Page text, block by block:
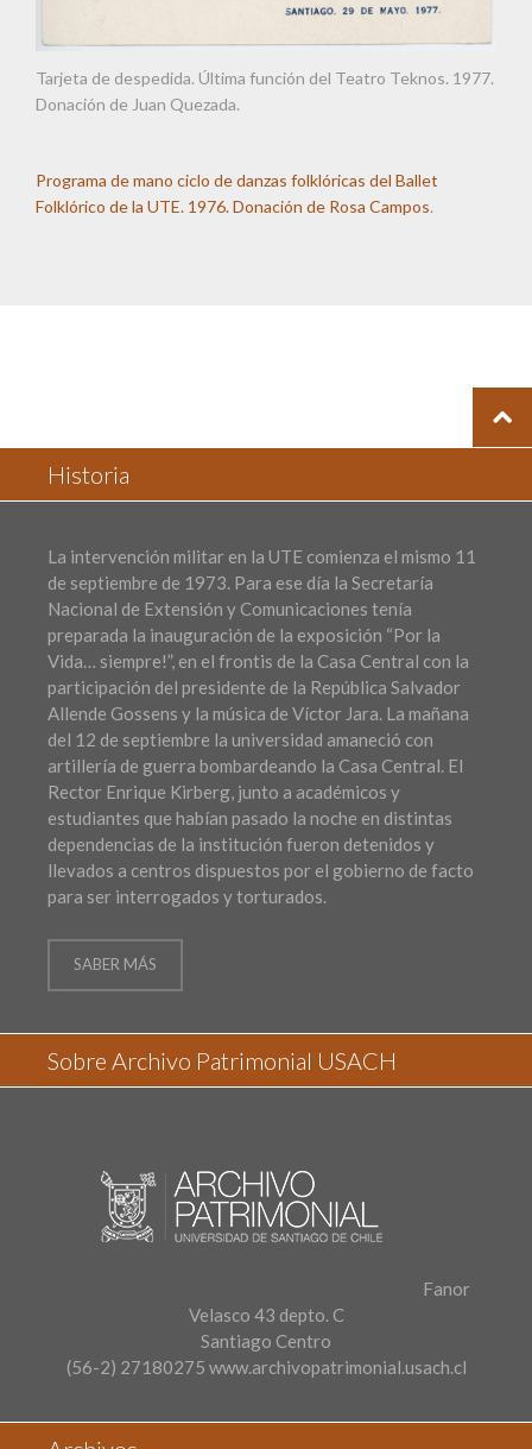
Tarjeta de despedida. Última función del Teatro Teknos. 1977.
Donación de Juan Quezada.
Programa de mano ciclo de danzas folklóricas del Ballet
Folklórico de la UTE. 1976. Donación de Rosa Campos.
Historia
La intervención militar en la UTE comienza el mismo 11
de septiembre de 1973. Para ese día la Secretaría
Nacional de Extensión y Comunicaciones tenía
preparada la inauguración de la exposición “Por la
Vida… siempre!”, en el frontis de la Casa Central con la
participación del presidente de la República Salvador
Allende Gossens y la música de Víctor Jara. La mañana
del 12 de septiembre la universidad amaneció con
artillería de guerra bombardeando la Casa Central. El
Rector Enrique Kirberg, junto a académicos y
estudiantes que habían pasado la noche en distintas
dependencias de la institución fueron detenidos y
llevados a centros dispuestos por el gobierno de facto
para ser interrogados y torturados.
SABER MÁS
Sobre Archivo Patrimonial USACH
Fanor
Velasco 43 depto. C
Santiago Centro
(56-2) 27180275 www.archivopatrimonial.usach.cl